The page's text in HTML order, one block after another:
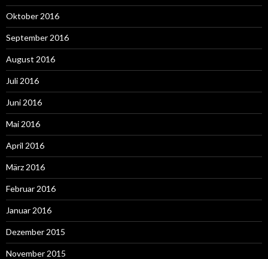
Oktober 2016
September 2016
August 2016
Juli 2016
Juni 2016
Mai 2016
April 2016
März 2016
Februar 2016
Januar 2016
Dezember 2015
November 2015